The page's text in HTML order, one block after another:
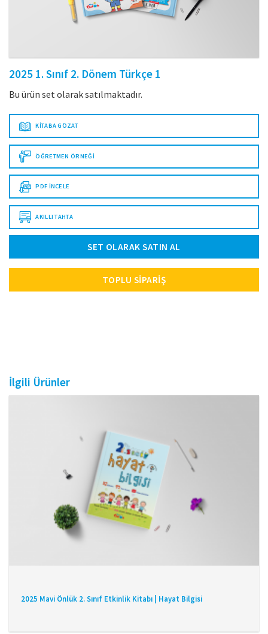
2025 1. Sınıf 2. Dönem Türkçe 1
Bu ürün set olarak satılmaktadır.
KITABA GÖZAT
ÖĞRETMEN ÖRNEĞI
PDF İNCELE
AKILLI TAHTA
SET OLARAK SATIN AL
TOPLU SIPARIŞ
İlgili Ürünler
2025 Mavi Önlük 2. Sınıf Etkinlik Kitabı | Hayat Bilgisi